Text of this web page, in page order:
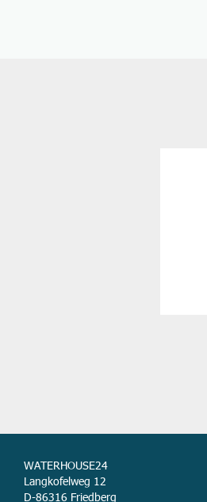
WATERHOUSE24
Langkofelweg 12
D-86316 Friedberg